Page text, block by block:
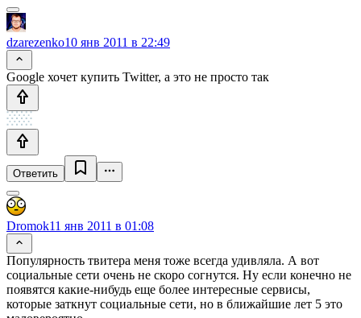
dzarezenko10 янв 2011 в 22:49
Google хочет купить Twitter, а это не просто так
Ответить
Dromok11 янв 2011 в 01:08
Популярность твитера меня тоже всегда удивляла. А вот
социальные сети очень не скоро согнутся. Ну если конечно не
появятся какие-нибудь еще более интересные сервисы,
которые заткнут социальные сети, но в ближайшие лет 5 это